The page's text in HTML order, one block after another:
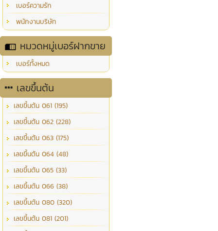
เบอร์ความรัก
พนักงานบริษัท
หมวดหมู่เบอร์ฝากขาย
เบอร์ทั้งหมด
เลขขึ้นต้น
เลขขึ้นต้น 061 (195)
เลขขึ้นต้น 062 (228)
เลขขึ้นต้น 063 (175)
เลขขึ้นต้น 064 (48)
เลขขึ้นต้น 065 (33)
เลขขึ้นต้น 066 (38)
เลขขึ้นต้น 080 (320)
เลขขึ้นต้น 081 (201)